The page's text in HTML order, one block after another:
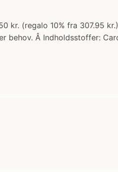
kr. (regalo 10% fra 307.95
Â Indholdsstoffer: